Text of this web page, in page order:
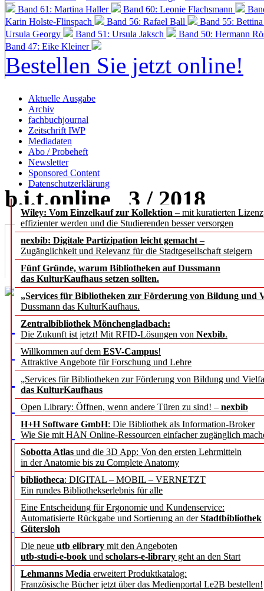
Band 61: Martina Haller
Band 60: Leonie Flachsmann
Karin Holste-Flinspach
Band 56: Rafael Ball
Band 55:
Ursula Georgy
Band 51: Ursula Jaksch Band 50: Hermann
Band 47: Eike Kleiner
Bestellen Sie jetzt online!
Aktuelle Ausgabe
Archiv
fachbuchjournal
Zeitschrift IWP
Mediadaten
Abo / Probeheft
Newsletter
Sponsored Content
Datenschutzerklärung
Wiley: Vom Einzelkauf zur Kollektion – mit kuratierten
effizienter werden und die Studierenden besser versorgen
nexbib: Digitale Partizipation leicht gemacht –
Zugänglichkeit und Relevanz für die Stadtgesellschaft steigern
Fünf Gründe, warum Bibliotheken auf Dussmann
das KulturKaufhaus setzen sollten.
„Services für Bibliotheken zur Förderung von Bildung und
Dussmann das KulturKaufhaus.
Zentralbibliothek Mönchengladbach:
Die Zukunft ist jetzt! Mit RFID-Lösungen von Nexbib.
Willkommen auf dem ESV-Campus!
Attraktive Angebote für Forschung und Lehre
„Services für Bibliotheken zur Förderung von Bildung und
das KulturKaufhaus
Open Library: Öffnen, wenn andere Türen zu sind! – nexbib
H+H Software GmbH: Die Bibliothek als Information-Broker
Wie Sie mit HAN Online-Ressourcen einfacher zugänglich
Sobotta Atlas und die 3D App: Von den ersten Lehrmitteln
in der Anatomie bis zu Complete Anatomy
bibliotheca: DIGITAL – MOBIL – VERNETZT
Ein rundes Bibliothekserlebnis für alle
Eine Entscheidung für Ergonomie und Kundenservice:
Automatisierte Rückgabe und Sortierung an derStadtbibliothek
Gütersloh
Die neue utb elibrary mit den Angeboten
utb-studi-e-book und scholars-e-library geht an den Start
Lehmanns Media erweitert Produktkatalog:
Französische Bücher jetzt über das Medienportal Le2B bestellen!
b.i.t.online 3 / 2018
open access
online-Abo